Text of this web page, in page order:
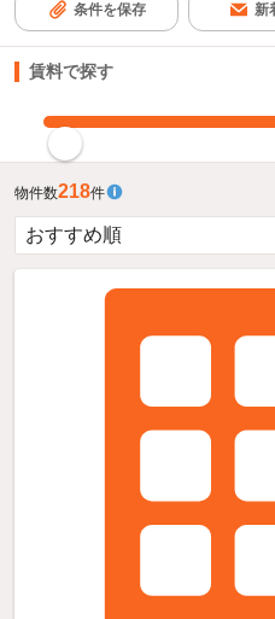
条件を保存 新
賃料で探す
物件数218件